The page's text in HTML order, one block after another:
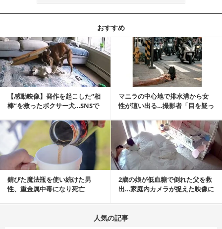
おすすめ
【感動映像】発作を起こした“相
棒”を救ったボクサー犬…SNSで
マニラの中心地で排水溝から女
性が這い出る…撮影者「目を疑っ
記事を読む
錆びた魔法瓶を使い続けた男
性、重金属中毒になり死亡
2歳の娘が低血糖で倒れた父を救
出…家庭内カメラが捉えた映像に
記事を読む
人気の記事